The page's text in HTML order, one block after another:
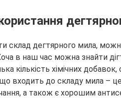
дегтярного мила, можна
в наш час можна знайти
кількість хімічних
входить до складу мила –
а також є хорошим